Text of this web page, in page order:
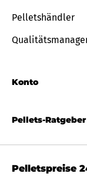
Pellets-Ratgeber
Pelletshändler
Konto
Pelletspreise